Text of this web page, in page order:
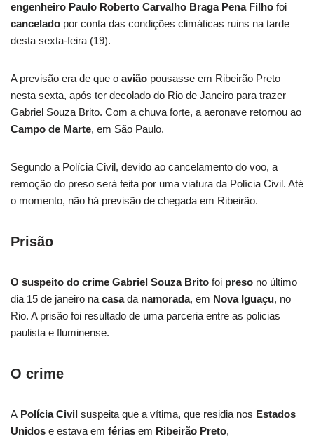
engenheiro Paulo Roberto Carvalho Braga Pena Filho foi
cancelado por conta das condições climáticas ruins na tarde
desta sexta-feira (19).
A previsão era de que o avião pousasse em Ribeirão Preto
nesta sexta, após ter decolado do Rio de Janeiro para trazer
Gabriel Souza Brito. Com a chuva forte, a aeronave retornou ao
Campo de Marte, em São Paulo.
Segundo a Polícia Civil, devido ao cancelamento do voo, a
remoção do preso será feita por uma viatura da Polícia Civil. Até
o momento, não há previsão de chegada em Ribeirão.
Prisão
O suspeito do crime Gabriel Souza Brito foi preso no último
dia 15 de janeiro na casada namorada, em Nova Iguaçu, no
Rio. A prisão foi resultado de uma parceria entre as policias
paulista e fluminense.
O crime
A Polícia Civil suspeita que a vítima, que residia nos Estados
Unidos e estava em férias em Ribeirão Preto,